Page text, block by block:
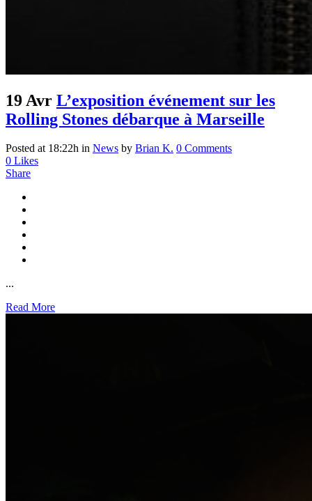
19 Avr L’exposition événement sur les
Rolling Stones débarque à Marseille
Posted at 18:22h in News by Brian K. 0 Comments
0 Likes
Share
...
Read More